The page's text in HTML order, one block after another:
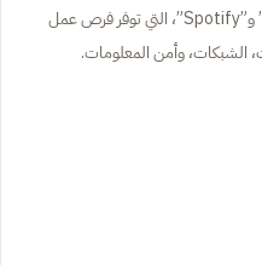
العديد من الشركات الكبرى مثل “إريكسون” و”Spotify”، التي توفر فرص عمل
الشبكات، وأمن المعلومات.